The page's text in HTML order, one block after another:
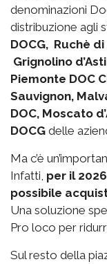
denominazioni
distribuzione agli
DOCG, Ruchè
Grignolino
Piemonte DOC
Sauvignon,
DOC, Moscato
DOCG delle
Ma c’è
Infatti, per il
possibile
Una soluzione
Pro loco per
Sul resto della